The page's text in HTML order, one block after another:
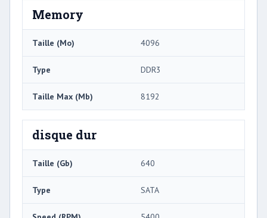
Memory
Taille (Mo) 4096
Type DDR3
Taille Max (Mb) 8192
disque dur
Taille (Gb) 640
Type SATA